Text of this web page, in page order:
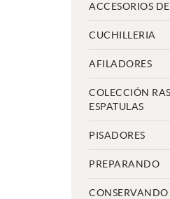
ACCESORIOS
CUCHILLERIA
AFILADORES
COLECCIÓN
ESPATULAS
PISADORES
PREPARANDO
CONSERVANDO